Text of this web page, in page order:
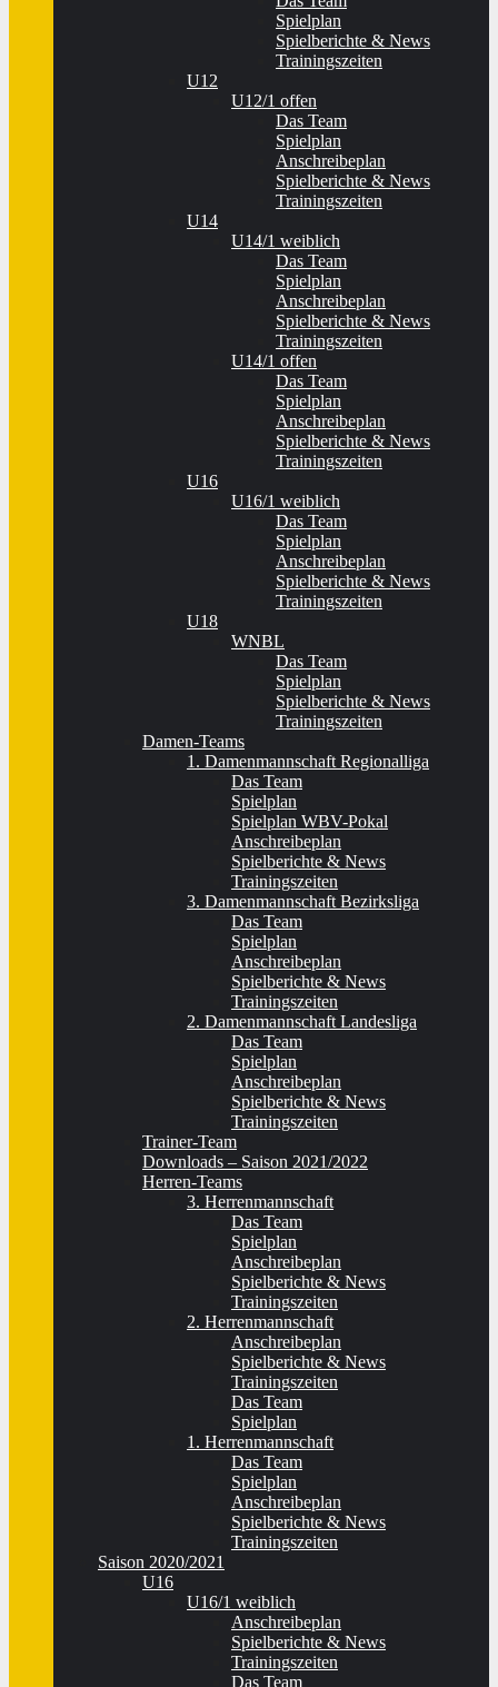
Spielplan
Spielberichte & News
Trainingszeiten
U12
U12/1 offen
Das Team
Spielplan
Anschreibeplan
Spielberichte & News
Trainingszeiten
U14
U14/1 weiblich
Das Team
Spielplan
Anschreibeplan
Spielberichte & News
Trainingszeiten
U14/1 offen
Das Team
Spielplan
Anschreibeplan
Spielberichte & News
Trainingszeiten
U16
U16/1 weiblich
Das Team
Spielplan
Anschreibeplan
Spielberichte & News
Trainingszeiten
U18
WNBL
Das Team
Spielplan
Spielberichte & News
Trainingszeiten
Damen-Teams
1. Damenmannschaft Regionalliga
Das Team
Spielplan
Spielplan WBV-Pokal
Anschreibeplan
Spielberichte & News
Trainingszeiten
3. Damenmannschaft Bezirksliga
Das Team
Spielplan
Anschreibeplan
Spielberichte & News
Trainingszeiten
2. Damenmannschaft Landesliga
Das Team
Spielplan
Anschreibeplan
Spielberichte & News
Trainingszeiten
Trainer-Team
Downloads – Saison 2021/2022
Herren-Teams
3. Herrenmannschaft
Das Team
Spielplan
Anschreibeplan
Spielberichte & News
Trainingszeiten
2. Herrenmannschaft
Anschreibeplan
Spielberichte & News
Trainingszeiten
Das Team
Spielplan
1. Herrenmannschaft
Das Team
Spielplan
Anschreibeplan
Spielberichte & News
Trainingszeiten
Saison 2020/2021
U16
U16/1 weiblich
Anschreibeplan
Spielberichte & News
Trainingszeiten
Das Team